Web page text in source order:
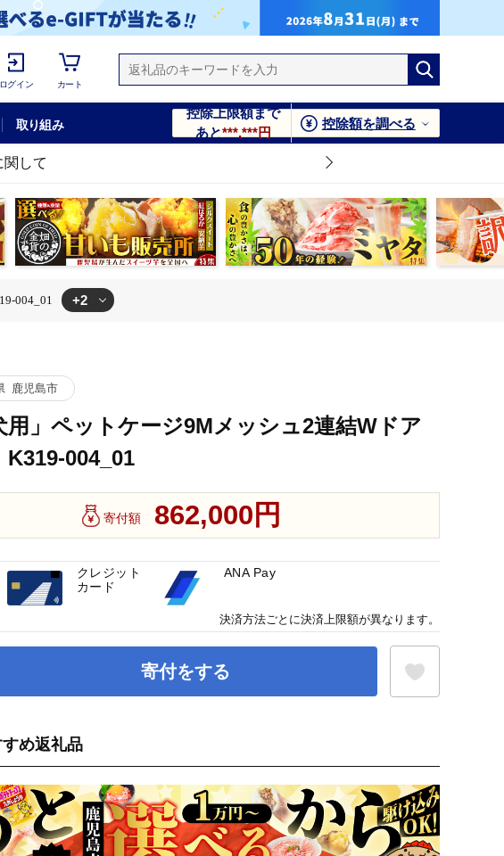
ログイン カート
取り組み
控除上限額まで
あと***,***円
控除額を調べる
関して
004_01 +2
鹿児島市
用」ペットケージ9Mメッシュ2連結Wドア
004_01
寄付額 862,000円
寄付をする
め返礼品
クレジット
カード
ANA Pay
決済方法ごとに決済上限額が異なります。